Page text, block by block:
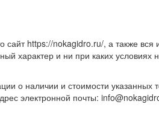
https://nokagidro.ru/, а также
характер и ни при каких
о наличии и стоимости
электронной почты: